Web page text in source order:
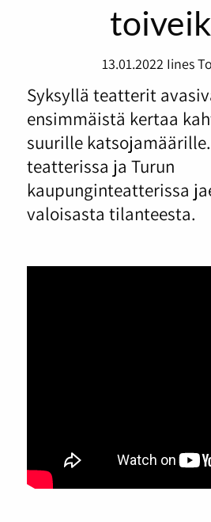
13.01.2022 Iines
Syksyllä teatterit
ensimmäistä kertaa
suurille
teatterissa ja Turun
kaupunginteatterissa
valoisasta tilanteesta.